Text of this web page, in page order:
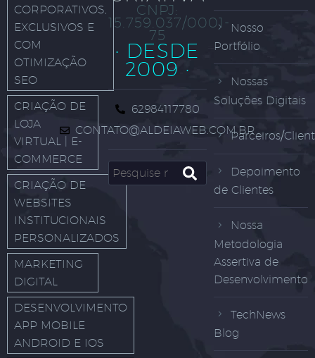
CORPORATIVOS,
EXCLUSIVOS E
COM
OTIMIZAÇÃO
SEO
CRIAÇÃO DE
LOJA
VIRTUAL | E-
COMMERCE
CRIAÇÃO DE
WEBSITES
INSTITUCIONAIS
PERSONALIZADOS
MARKETING
DIGITAL
DESENVOLVIMENTO
APP MOBILE
ANDROID E IOS
CNPJ:
15.759.037/0001-
75
· DESDE
2009 ·
62984117780
CONTATO@ALDEIAWEB.COM.BR
Nosso
Portfólio
Nossas
Soluções Digitais
Parceiros/
Depoimento
de Clientes
Nossa
Metodologia
Assertiva de
Desenvolvimento
TechNews
Blog